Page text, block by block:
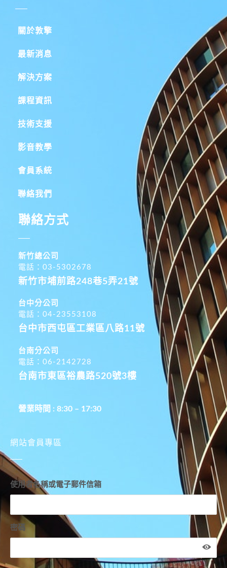
關於敦擎
最新消息
解決方案
課程資訊
技術支援
影音教學
會員系統
聯絡我們
聯絡方式
新竹總公司
電話：03-5302678
新竹市埔前路248巷5弄21號
台中分公司
電話：04-23553108
台中市西屯區工業區八路11號
台南分公司
電話：06-2142728
台南市東區裕農路520號3樓
營業時間 : 8:30 – 17:30
網站會員專區
使用者名稱或電子郵件信箱
密碼